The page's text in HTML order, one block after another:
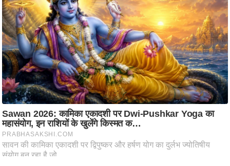
र
.
आ
ई
.
चा
य
प
र
स
मी
क्षा